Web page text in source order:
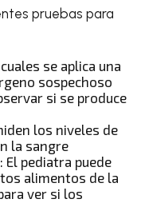
pruebas para
se aplica una
sospechoso
si se produce
los niveles de
la sangre
pediatra puede
alimentos de la
ver si los